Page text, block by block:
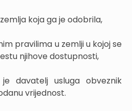
koja ga je odobrila,
pravilima u zemlji u kojoj se
njihove dostupnosti,
davatelj usluga obveznik
vrijednost.